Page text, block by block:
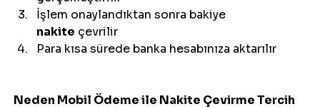
İşlem onaylandıktan sonra bakiye
nakite çevrilir
Para kısa sürede banka hesabınıza aktarılır
Neden Mobil Ödeme ile Nakite Çevirme Tercih